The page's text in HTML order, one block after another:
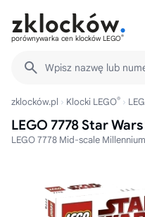
porównywarka cen klocków LEGO®
Wpisz nazwę lub
zklocków.pl Klocki LEGO®
LEGO 7778 Star
LEGO 7778 Mid-scale